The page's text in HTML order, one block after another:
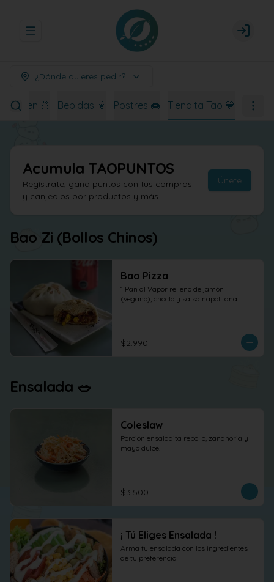
Abrir menu de navegación Login
¿Dónde quieres pedir?
Ramen 🍜 Bebidas 🧋 Postres 🍩 Tiendita Tao 💙
Acumula TAOPUNTOS
Regístrate, gana puntos con tus compras
y canjealos por productos y más
Únete
Bao Zi (Bollos Chinos)
Bao Pizza
1 Pan al Vapor relleno de jamón
(vegano), choclo y salsa napolitana
$2.990
Ensalada 🥗
Coleslaw
Porción ensaladita repollo, zanahoria y
mayo dulce.
$3.500
¡ Tú Eliges Ensalada !
Arma tu ensalada con los ingredientes
de tu preferencia